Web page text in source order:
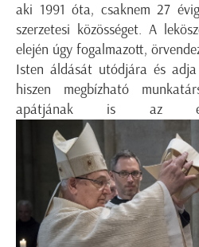
aki 1991 óta, csaknem 27
szerzetesi közösséget. A
elején úgy fogalmazott,
Isten áldását utódjára és
hiszen megbízható
apátjának is az